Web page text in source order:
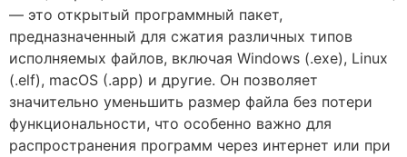
— это открытый программный пакет,
предназначенный для сжатия различных типов
исполняемых файлов, включая Windows (.exe), Linux
(.elf), macOS (.app) и другие. Он позволяет
значительно уменьшить размер файла без потери
функциональности, что особенно важно для
распространения программ через интернет или при